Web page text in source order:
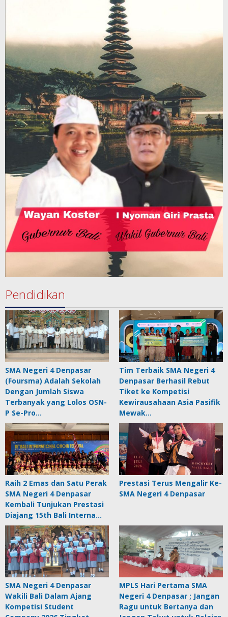
Pendidikan
SMA Negeri 4 Denpasar
(Foursma) Adalah Sekolah
Dengan Jumlah Siswa
Terbanyak yang Lolos OSN-
P Se-Pro…
Tim Terbaik SMA Negeri 4
Denpasar Berhasil Rebut
Tiket ke Kompetisi
Kewirausahaan Asia Pasifik
Mewak…
Raih 2 Emas dan Satu Perak
SMA Negeri 4 Denpasar
Kembali Tunjukan Prestasi
Diajang 15th Bali Interna…
Prestasi Terus Mengalir Ke-
SMA Negeri 4 Denpasar
SMA Negeri 4 Denpasar
Wakili Bali Dalam Ajang
Kompetisi Student
MPLS Hari Pertama SMA
Negeri 4 Denpasar ; Jangan
Ragu untuk Bertanya dan